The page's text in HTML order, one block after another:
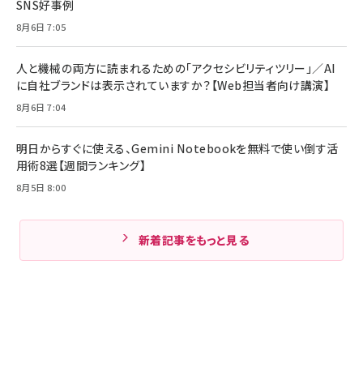
SNS好事例
8月6日 7:05
人と機械の両方に読まれるための「アクセシビリティツリー」／AI
に自社ブランドは表示されていますか？【Web担当者向け講演】
8月6日 7:04
明日からすぐに使える、Gemini Notebookを無料で使い倒す活
用術8選【週間ランキング】
8月5日 8:00
新着記事をもっと見る